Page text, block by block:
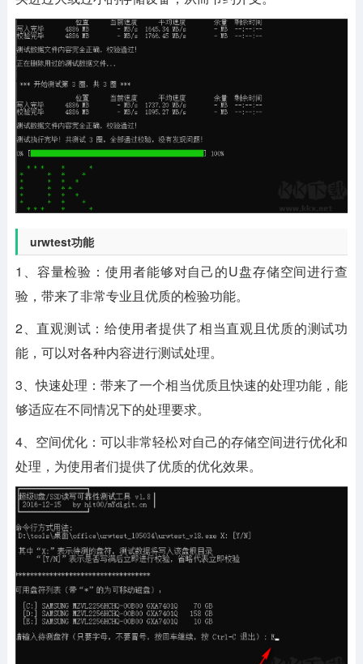
urwtest功能
1、容量检验：使用者能够对自己的U盘存储空间进行查
验，带来了非常专业且优质的检验功能。
2、直观测试：给使用者提供了相当直观且优质的测试功
能，可以对各种内容进行测试处理。
3、快速处理：带来了一个相当优质且快速的处理功能，能
够适应在不同情况下的处理要求。
4、空间优化：可以非常轻松对自己的存储空间进行优化和
处理，为使用者们提供了优质的优化效果。